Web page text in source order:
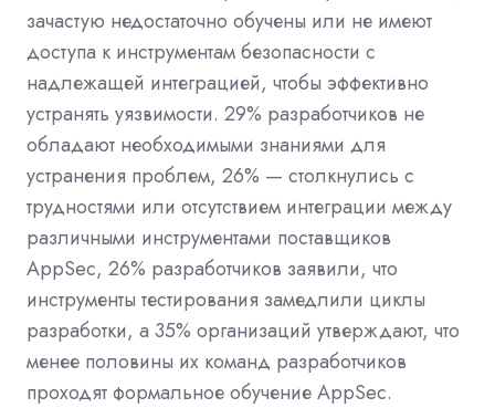
зачастую недостаточно обучены или не имеют
доступа к инструментам безопасности с
надлежащей интеграцией, чтобы эффективно
устранять уязвимости. 29% разработчиков не
обладают необходимыми знаниями для
устранения проблем, 26% — столкнулись с
трудностями или отсутствием интеграции между
различными инструментами поставщиков
AppSec, 26% разработчиков заявили, что
инструменты тестирования замедлили циклы
разработки, а 35% организаций утверждают, что
менее половины их команд разработчиков
проходят формальное обучение AppSec.